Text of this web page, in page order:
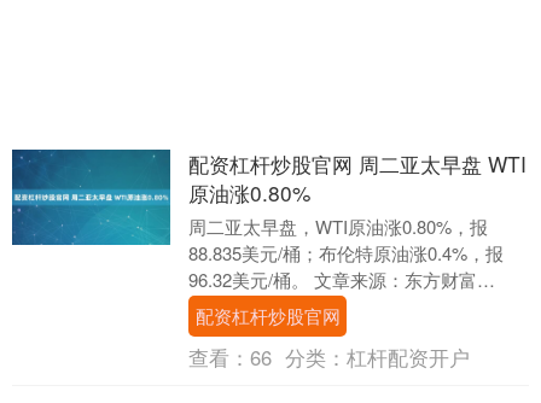
配资杠杆炒股官网 周二亚太早盘 WTI
原油涨0.80%
周二亚太早盘，WTI原油涨0.80%，报
88.835美元/桶；布伦特原油涨0.4%，报
96.32美元/桶。 文章来源：东方财富
Choice数据 责任编辑：119....
配资杠杆炒股官网
查看： 66 分类： 杠杆配资开户